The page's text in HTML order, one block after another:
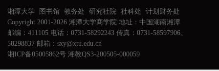
湘潭大学 图书馆 教务处 研究社院 社科处
计划财务处
Copyright 2001-2026 湘潭大学商学院 地址：中国湖南湘潭
邮编：411105 电话：0731-58292243 传真：0731-58597906、
58298837 邮箱：sxy@xtu.edu.cn
湘ICP备05005862号 湘教QS3-200505-000059